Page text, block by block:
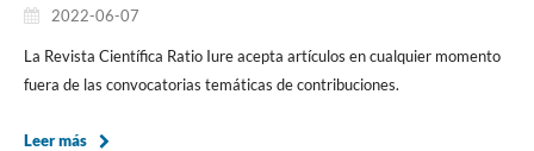
2022-06-07
La Revista Científica Ratio Iure acepta artículos en cualquier momento
fuera de las convocatorias temáticas de contribuciones.
Leer más